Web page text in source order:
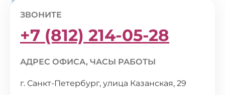
ЗВОНИТЕ
+7 (812) 214-05-28
АДРЕС ОФИСА, ЧАСЫ РАБОТЫ
г. Санкт-Петербург, улица Казанская, 29